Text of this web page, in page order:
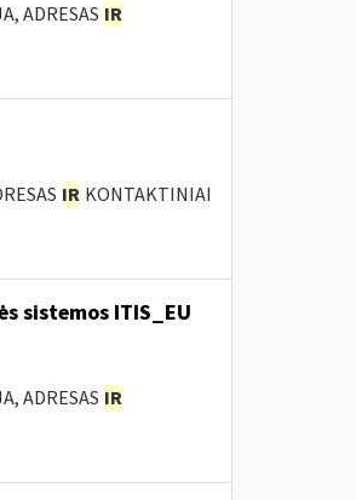
ADRESAS IR
IR KONTAKTINIAI
sistemos ITIS_EU
ADRESAS IR